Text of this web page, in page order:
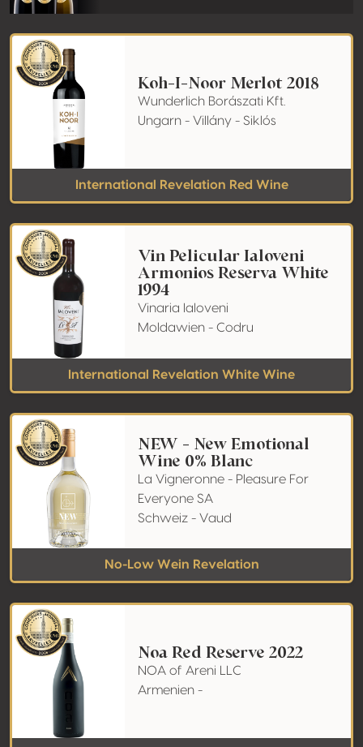
Koh-I-Noor Merlot 2018
Wunderlich Borászati Kft.
Ungarn - Villány - Siklós
International Revelation Red Wine
Vin Pelicular Ialoveni
Armonios Reserva White
1994
Vinaria Ialoveni
Moldawien - Codru
International Revelation White Wine
NEW - New Emotional
Wine 0% Blanc
La Vigneronne - Pleasure For
Everyone SA
Schweiz - Vaud
No-Low Wein Revelation
Noa Red Reserve 2022
NOA of Areni LLC
Armenien -